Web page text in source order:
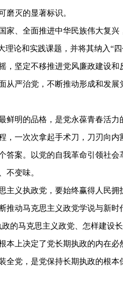
磨灭的显著标识。
、全面推进中华民族伟大复兴
论和实践课题，并将其纳入“
坚定不移推进党风廉政建设
严治党，不断推动形成和发
明的品格，是党永葆青春活力
一次次拿起手术刀，刀刃向
案。以党的自我革命引领社
不变味。
义执政党，要始终赢得人民拥
动马克思主义政党学说与新
的马克思主义政党、怎样建设
上决定了党长期执政的内在必
党，是党保持长期执政的根本